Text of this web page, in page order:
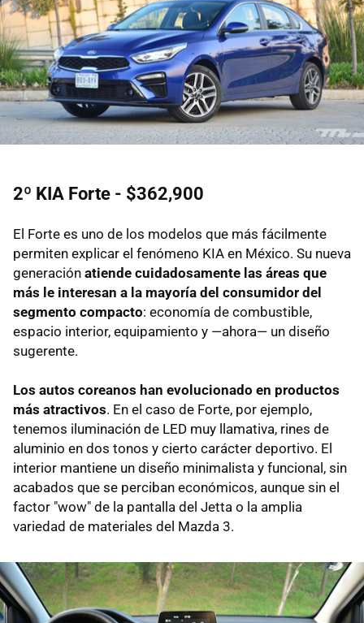
2º KIA Forte - $362,900
El Forte es uno de los modelos que más fácilmente
permiten explicar el fenómeno KIA en México. Su nueva
generación atiende cuidadosamente las áreas que
más le interesan a la mayoría del consumidor del
segmento compacto: economía de combustible,
espacio interior, equipamiento y —ahora— un diseño
sugerente.
Los autos coreanos han evolucionado en productos
más atractivos. En el caso de Forte, por ejemplo,
tenemos iluminación de LED muy llamativa, rines de
aluminio en dos tonos y cierto carácter deportivo. El
interior mantiene un diseño minimalista y funcional, sin
acabados que se perciban económicos, aunque sin el
factor "wow" de la pantalla del Jetta o la amplia
variedad de materiales del Mazda 3.